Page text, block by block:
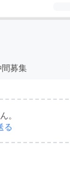
募集
。
る